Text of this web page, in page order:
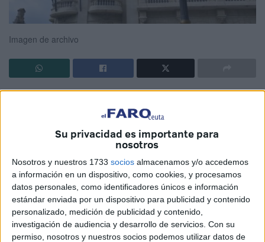
Su privacidad es importante para
nosotros
Nosotros y nuestros 1733 socios almacenamos y/o accedemos
a información en un dispositivo, como cookies, y procesamos
datos personales, como identificadores únicos e información
estándar enviada por un dispositivo para publicidad y contenido
personalizado, medición de publicidad y contenido,
investigación de audiencia y desarrollo de servicios. Con su
permiso, nosotros y nuestros socios podemos utilizar datos de
Imagen de archivo
Boletín Oficial del Estado (BOE) un nuevo anuncio
relacionado con
procedimientos de baja definitiva
inscripción indebida en elPadrón Municipal de
Habitantes.
La medida afecta a varias personas cuyos expedientes
están siendo tramitados por el Negociado de Estadística
trasno haber podido acreditarse su permanencia
efectivaen los domicilios donde figuraban empadronadas.